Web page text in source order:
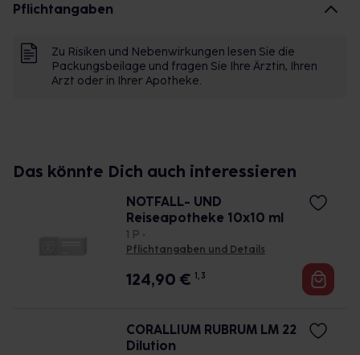
Pflichtangaben
Zu Risiken und Nebenwirkungen lesen Sie die
Packungsbeilage und fragen Sie Ihre Ärztin, Ihren
Arzt oder in Ihrer Apotheke.
Das könnte Dich auch interessieren
NOTFALL- UND
Reiseapotheke 10x10 ml
1 P •
Pflichtangaben und Details
124,90 € 1, 3
CORALLIUM RUBRUM LM 22
Dilution